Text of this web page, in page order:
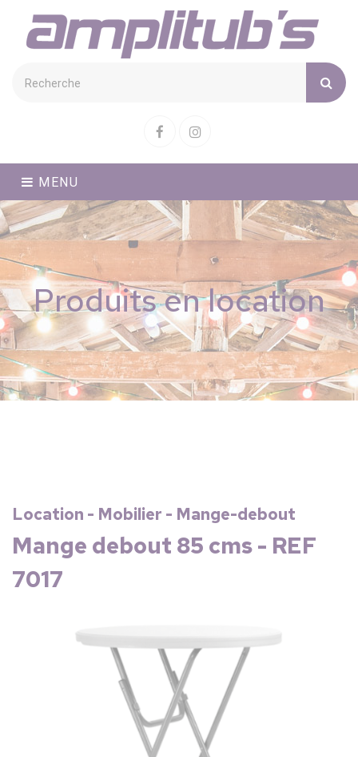
FacebookInstagram
MENU
Produits en location
Location - Mobilier - Mange-debout
Mange debout 85 cms - REF
7017
Cookies management panel